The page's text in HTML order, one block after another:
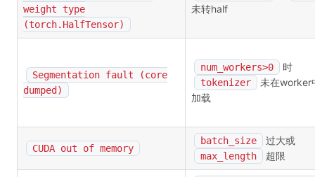
weight type
(torch.HalfTensor)
未转half
Segmentation fault (core
dumped)
num_workers>0 时
tokenizer
未在worker
加载
CUDA out of memory
batch_size 过大或
max_length 超限